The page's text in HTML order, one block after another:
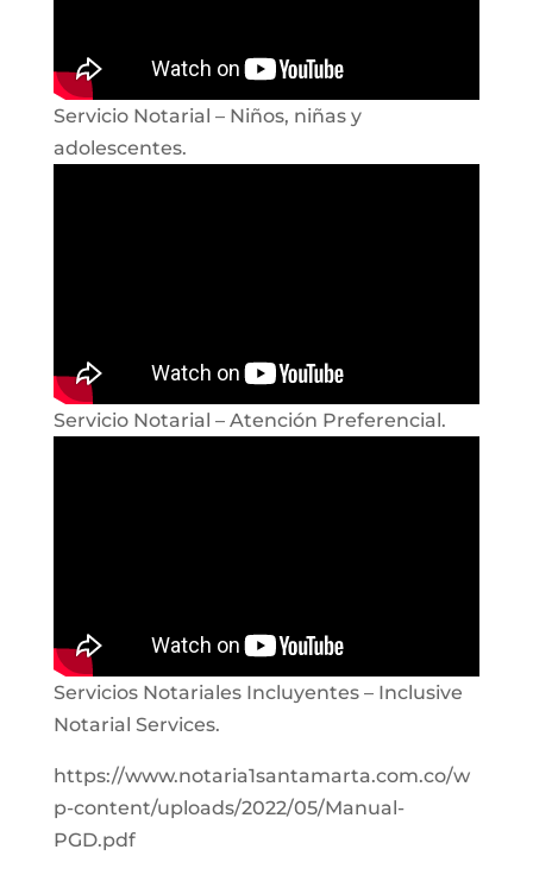
Servicio Notarial – Niños, niñas y
adolescentes.
Servicio Notarial – Atención Preferencial.
Servicios Notariales Incluyentes – Inclusive
Notarial Services.
https://www.notaria1santamarta.com.co/w
p-content/uploads/2022/05/Manual-
PGD.pdf